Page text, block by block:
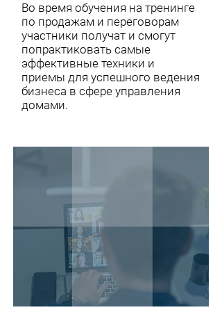
Во время обучения на тренинге
по продажам и переговорам
участники получат и смогут
попрактиковать самые
эффективные техники и
приемы для успешного ведения
бизнеса в сфере управления
домами.